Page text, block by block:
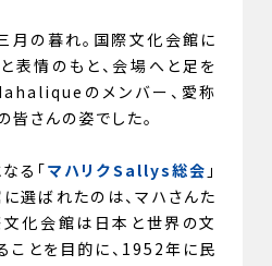
月の暮れ。国際文化会館に
表情のもと、会場へと足を
のメンバー、愛称
皆さんの姿でした。
る「マハリクSallys総会 」
選ばれたのは、マハさんた
文化会館は日本と世界の文
ことを目的に、1952年に民